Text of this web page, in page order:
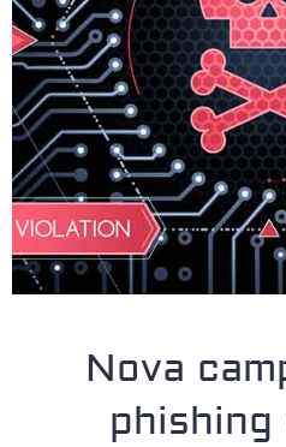
Nova
phishing